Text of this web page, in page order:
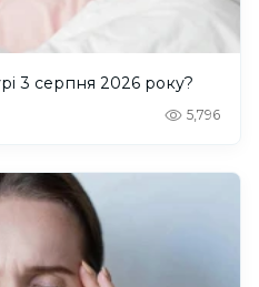
3 серпня 2026 року?
5,796